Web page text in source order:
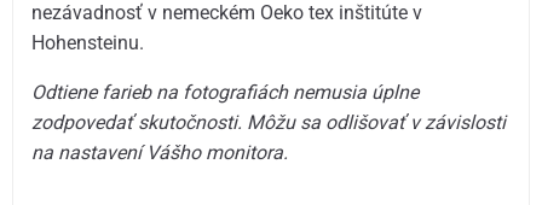
nezávadnosť v nemeckém Oeko tex inštitúte v
Hohensteinu.
Odtiene farieb na fotografiách nemusia úplne
zodpovedať skutočnosti. Môžu sa odlišovať v závislosti
na nastavení Vášho monitora.